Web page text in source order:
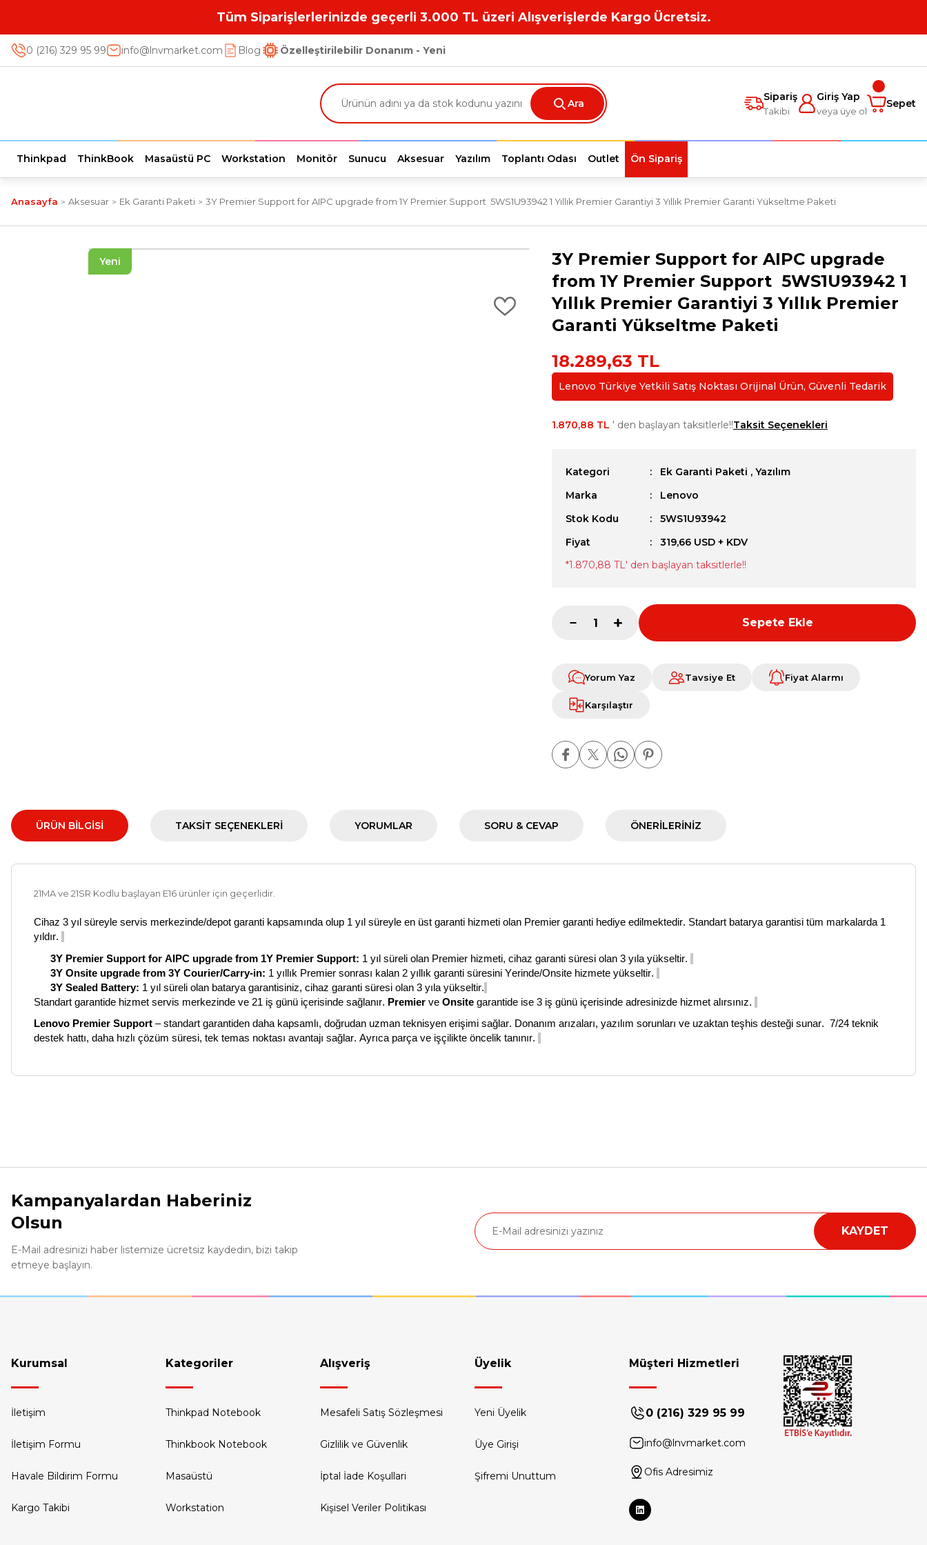
Tüm Siparişlerlerinizde geçerli 3.000 TL üzeri Alışverişlerde Kargo Ücretsiz.
0 (216) 329 95 99 info@lnvmarket.com Blog Özelleştirilebilir Donanım - Yeni
Ara
Sipariş
Takibi
Giriş Yap
veya üye ol
Sepet
Thinkpad ThinkBook Masaüstü PC Workstation Monitör Sunucu Aksesuar Yazılım Toplantı Odası Outlet Ön Sipariş
Anasayfa Aksesuar Ek Garanti Paketi 3Y Premier Support for AIPC upgrade from 1Y Premier Support 5WS1U93942 1 Yıllık Premier Garantiyi 3 Yıllık Premier Garanti Yükseltme Paketi
Yeni
3Y Premier Support for AIPC upgrade
from 1Y Premier Support 5WS1U93942 1
Yıllık Premier Garantiyi 3 Yıllık Premier
Garanti Yükseltme Paketi
18.289,63 TL
Lenovo Türkiye Yetkili Satış Noktası Orijinal Ürün, Güvenli Tedarik
1.870,88 TL ' den başlayan taksitlerle!!Taksit Seçenekleri
Kategori Ek Garanti Paketi , Yazılım
Marka
Lenovo
Stok Kodu
5WS1U93942
Fiyat
319,66 USD + KDV
*1.870,88 TL' den başlayan taksitlerle!!
Sepete Ekle
Yorum Yaz Tavsiye Et Fiyat Alarmı
Karşılaştır
ÜRÜN BILGISI TAKSIT SEÇENEKLERI YORUMLAR SORU & CEVAP ÖNERILERINIZ
21MA ve 21SR Kodlu başlayan E16 ürünler için geçerlidir.
Cihaz 3 yıl süreyle servis merkezinde/depot garanti kapsamında olup 1 yıl süreyle en üst garanti hizmeti olan Premier garanti hediye edilmektedir. Standart batarya garantisi tüm markalarda 1
yıldır.
3Y Premier Support for AIPC upgrade from 1Y Premier Support: 1 yıl süreli olan Premier hizmeti, cihaz garanti süresi olan 3 yıla yükseltir.
3Y Onsite upgrade from 3Y Courier/Carry-in: 1 yıllık Premier sonrası kalan 2 yıllık garanti süresini Yerinde/Onsite hizmete yükseltir.
3Y Sealed Battery: 1 yıl süreli olan batarya garantisiniz, cihaz garanti süresi olan 3 yıla yükseltir.
Standart garantide hizmet servis merkezinde ve 21 iş günü içerisinde sağlanır. Premier ve Onsite garantide ise 3 iş günü içerisinde adresinizde hizmet alırsınız.
Lenovo Premier Support – standart garantiden daha kapsamlı, doğrudan uzman teknisyen erişimi sağlar. Donanım arızaları, yazılım sorunları ve uzaktan teşhis desteği sunar. 7/24 teknik
destek hattı, daha hızlı çözüm süresi, tek temas noktası avantajı sağlar. Ayrıca parça ve işçilikte öncelik tanınır.
Yorum Yaz
Soru Sor
Ürün bilgilerinde hatalar bulunuyor.
Ürün fiyatı diğer sitelerden daha pahalı.
Kampanyalardan Haberiniz
Olsun
E-Mail adresinizi haber listemize ücretsiz kaydedin, bizi takip
etmeye başlayın.
KAYDET
Kurumsal
İletişim
İletişim Formu
Havale Bildirim Formu
Kargo Takibi
Kategoriler
Thinkpad Notebook
Thinkbook Notebook
Masaüstü
Workstation
Alışveriş
Mesafeli Satış Sözleşmesi
Gizlilik ve Güvenlik
İptal İade Koşullari
Kişisel Veriler Politikası
Üyelik
Yeni Üyelik
Üye Girişi
Şifremi Unuttum
Müşteri Hizmetleri
0 (216) 329 95 99
info@lnvmarket.com
Ofis Adresimiz